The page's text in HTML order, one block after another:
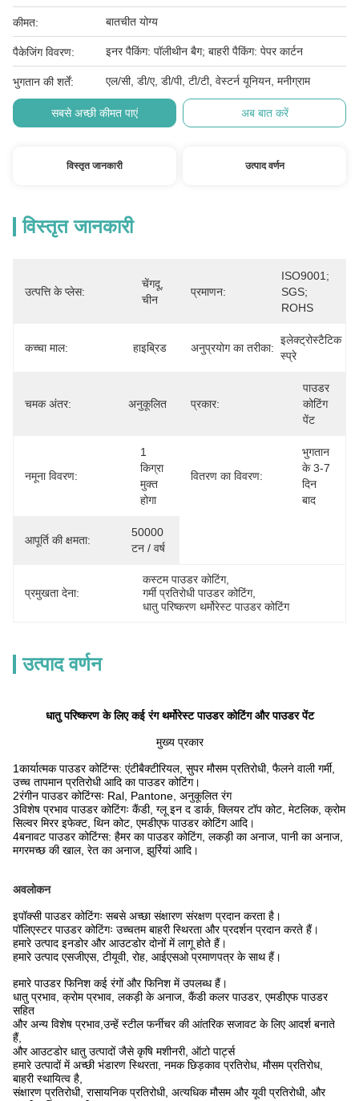
कीमत: बातचीत योग्य
पैकेजिंग विवरण: इनर पैकिंग: पॉलीथीन बैग; बाहरी पैकिंग: पेपर कार्टन
भुगतान की शर्तें: एल/सी, डी/ए, डी/पी, टी/टी, वेस्टर्न यूनियन, मनीग्राम
सबसे अच्छी कीमत पाएं अब बात करें
विस्तृत जानकारी उत्पाद वर्णन
विस्तृत जानकारी
उत्पत्ति के प्लेस:
चेंगदू,
चीन
प्रमाणन:
ISO9001;
SGS;
ROHS
कच्चा माल: हाइब्रिड अनुप्रयोग का तरीका:
इलेक्ट्रोस्टैटिक
स्प्रे
चमक अंतर: अनुकूलित प्रकार:
पाउडर
कोटिंग
पेंट
नमूना विवरण:
1
किग्रा
मुक्त
होगा
वितरण का विवरण:
भुगतान
के 3-7
दिन
बाद
आपूर्ति की क्षमता:
50000
टन / वर्ष
प्रमुखता देना:
कस्टम पाउडर कोटिंग,
गर्मी प्रतिरोधी पाउडर कोटिंग,
धातु परिष्करण थर्मोरेस्ट पाउडर कोटिंग
उत्पाद वर्णन
धातु परिष्करण के लिए कई रंग थर्मोरेस्ट पाउडर कोटिंग और पाउडर पेंट
मुख्य प्रकार
1कार्यात्मक पाउडर कोटिंग्स: एंटीबैक्टीरियल, सुपर मौसम प्रतिरोधी, फैलने वाली गर्मी,
उच्च तापमान प्रतिरोधी आदि का पाउडर कोटिंग।
2रंगीन पाउडर कोटिंग्सः Ral, Pantone, अनुकूलित रंग
3विशेष प्रभाव पाउडर कोटिंगः कैंडी, ग्लू इन द डार्क, क्लियर टॉप कोट, मेटलिक, क्रोम
सिल्वर मिरर इफेक्ट, थिन कोट, एमडीएफ पाउडर कोटिंग आदि।
4बनावट पाउडर कोटिंग्स: हैमर का पाउडर कोटिंग, लकड़ी का अनाज, पानी का अनाज,
मगरमच्छ की खाल, रेत का अनाज, झुर्रियां आदि।
अवलोकन
इपॉक्सी पाउडर कोटिंगः सबसे अच्छा संक्षारण संरक्षण प्रदान करता है।
पॉलिएस्टर पाउडर कोटिंगः उच्चतम बाहरी स्थिरता और प्रदर्शन प्रदान करते हैं।
हमारे उत्पाद इनडोर और आउटडोर दोनों में लागू होते हैं।
हमारे उत्पाद एसजीएस, टीयूवी, रोह, आईएसओ प्रमाणपत्र के साथ हैं।
हमारे पाउडर फिनिश कई रंगों और फिनिश में उपलब्ध हैं।
धातु प्रभाव, क्रोम प्रभाव, लकड़ी के अनाज, कैंडी कलर पाउडर, एमडीएफ पाउडर
सहित
और अन्य विशेष प्रभाव,उन्हें स्टील फर्नीचर की आंतरिक सजावट के लिए आदर्श बनाते
हैं,
और आउटडोर धातु उत्पादों जैसे कृषि मशीनरी, ऑटो पार्ट्स
हमारे उत्पादों में अच्छी भंडारण स्थिरता, नमक छिड़काव प्रतिरोध, मौसम प्रतिरोध,
बाहरी स्थायित्व है,
संक्षारण प्रतिरोधी, रासायनिक प्रतिरोधी, अत्यधिक मौसम और यूवी प्रतिरोधी, और